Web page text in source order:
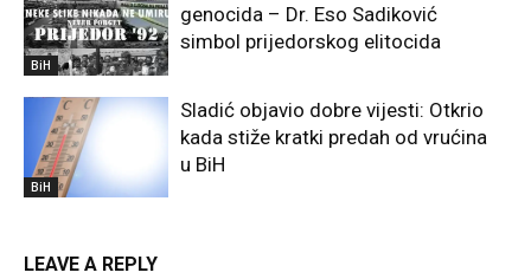
BiH
genocida – Dr. Eso Sadiković
simbol prijedorskog elitocida
BiH
Sladić objavio dobre vijesti: Otkrio
kada stiže kratki predah od vrućina
u BiH
LEAVE A REPLY